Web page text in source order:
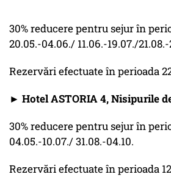
30% reducere pentru sejur în
20.05.-04.06./ 11.06.-19.07./
Rezervări efectuate în perioada
► Hotel ASTORIA 4, Nisipurile
30% reducere pentru sejur în
04.05.-10.07./ 31.08.-04.10.
Rezervări efectuate în perioada